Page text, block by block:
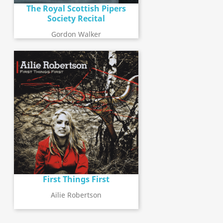
The Royal Scottish Pipers
Society Recital
Gordon Walker
First Things First
Ailie Robertson